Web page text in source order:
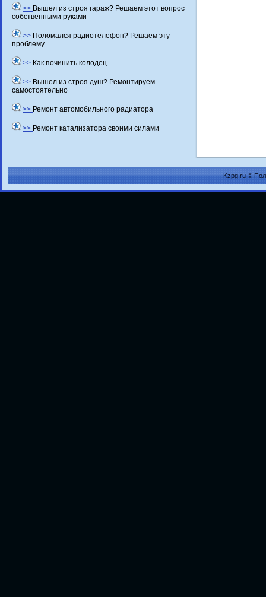
>> Вышел из строя гараж? Решаем этот вопрос
собственными руками
>> Поломался радиотелефон? Решаем эту
проблему
>> Как починить колодец
>> Вышел из строя душ? Ремонтируем
самостоятельно
>> Ремонт автомобильного радиатора
>> Ремонт катализатора своими силами
Kzpg.ru ©